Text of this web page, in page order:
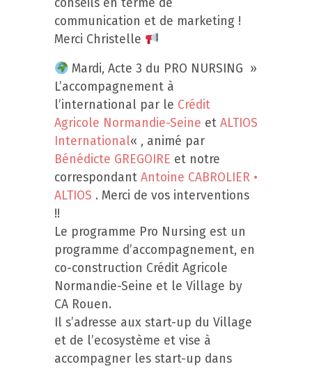
conseils en terme de
communication et de marketing !
Merci Christelle
Mardi, Acte 3 du PRO NURSING »
L’accompagnement à
l’international par le Crédit
Agricole Normandie-Seine et ALTIOS
International« , animé par
Bénédicte GREGOIRE et notre
correspondant Antoine CABROLIER •
ALTIOS . Merci de vos interventions
!!
Le programme Pro Nursing est un
programme d’accompagnement, en
co-construction Crédit Agricole
Normandie-Seine et le Village by
CA Rouen.
Il s’adresse aux start-up du Village
et de l’ecosystème et vise à
accompagner les start-up dans